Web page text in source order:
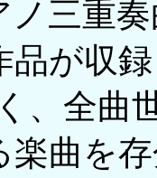
ノ三重
品が収
、全曲
楽曲を